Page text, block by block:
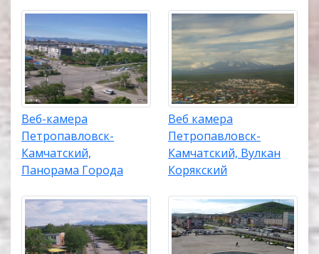
Веб-камера
Петропавловск-
Камчатский,
Панорама Города
Веб камера
Петропавловск-
Камчатский, Вулкан
Корякский